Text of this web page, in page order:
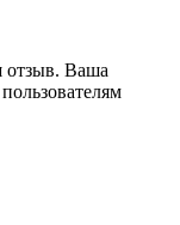
отзыв. Ваша